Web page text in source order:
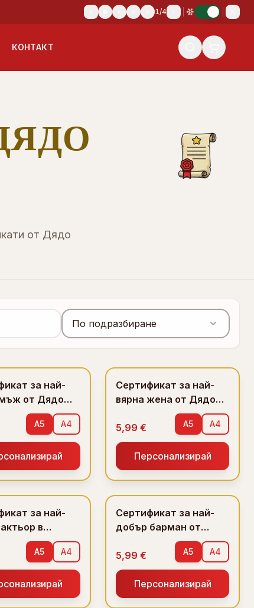
1/4
КОНТАКТ
от Дядо
По подразбиране
за най-
от Дядо
A5 A4
Сертификат за най-
вярна жена от Дядо
5,99 €
A5 A4
Персонализирай
за най-
в
A5 A4
Сертификат за най-
добър барман от
Дядо Коледа
5,99 €
A5 A4
Персонализирай